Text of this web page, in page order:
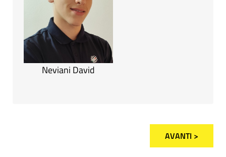
Neviani David
AVANTI >